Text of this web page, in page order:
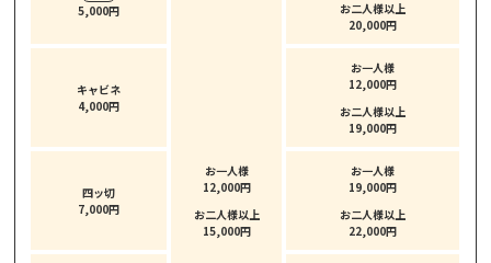
5,000円
お一人様
12,000円
お二人様以上
15,000円
お二人様以上
20,000円
キャビネ
4,000円
お一人様
12,000円
お二人様以上
19,000円
四ッ切
7,000円
お一人様
19,000円
お二人様以上
22,000円